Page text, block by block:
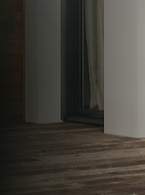
usines sans
technique
07 83
MON DEVIS